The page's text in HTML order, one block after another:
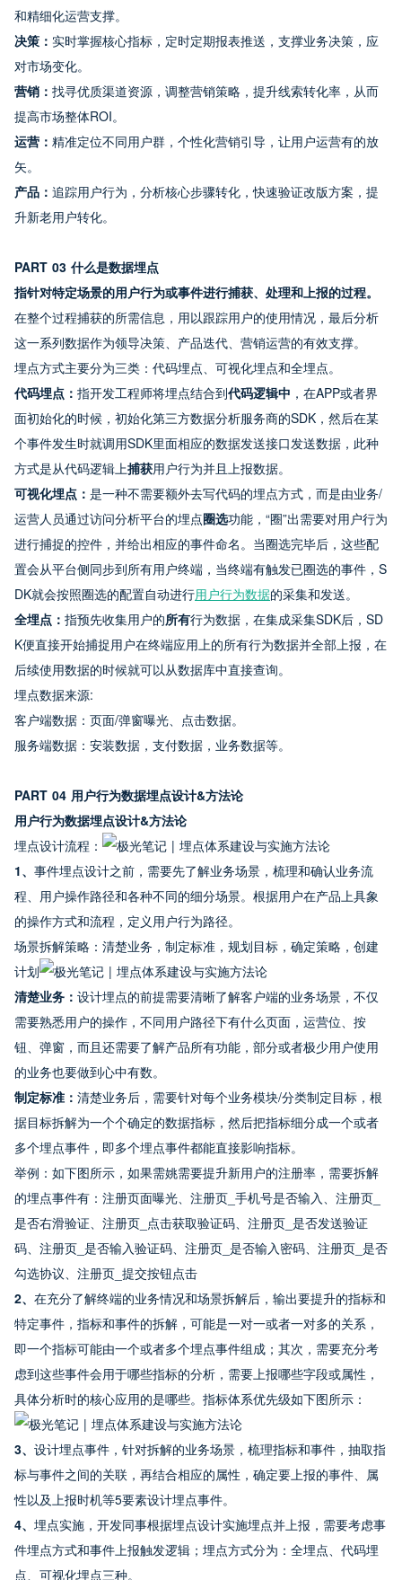
和精细化运营支撑。
决策： 实时掌握核心指标，定时定期报表推送，支撑业务决策，应
对市场变化。
营销： 找寻优质渠道资源，调整营销策略，提升线索转化率，从而
提高市场整体ROI。
运营： 精准定位不同用户群，个性化营销引导，让用户运营有的放
矢。
产品： 追踪用户行为，分析核心步骤转化，快速验证改版方案，提
升新老用户转化。
PART 03 什么是数据埋点
指针对特定场景的用户行为或事件进行捕获、处理和上报的过程。
在整个过程捕获的所需信息，用以跟踪用户的使用情况，最后分析
这一系列数据作为领导决策、产品迭代、营销运营的有效支撑。
埋点方式主要分为三类：代码埋点、可视化埋点和全埋点。
代码埋点： 指开发工程师将埋点结合到代码逻辑中 ，在APP或者界
面初始化的时候，初始化第三方数据分析服务商的SDK，然后在某
个事件发生时就调用SDK里面相应的数据发送接口发送数据，此种
方式是从代码逻辑上捕获用户行为并且上报数据。
可视化埋点： 是一种不需要额外去写代码的埋点方式，而是由业务/
运营人员通过访问分析平台的埋点圈选功能，“圈”出需要对用户行为
进行捕捉的控件，并给出相应的事件命名。当圈选完毕后，这些配
置会从平台侧同步到所有用户终端，当终端有触发已圈选的事件，S
DK就会按照圈选的配置自动进行用户行为数据的采集和发送。
全埋点： 指预先收集用户的所有行为数据，在集成采集SDK后，SD
K便直接开始捕捉用户在终端应用上的所有行为数据并全部上报，在
后续使用数据的时候就可以从数据库中直接查询。
埋点数据来源:
客户端数据：页面/弹窗曝光、点击数据。
服务端数据：安装数据，支付数据，业务数据等。
PART 04 用户行为数据埋点设计&方法论
用户行为数据埋点设计&方法论
埋点设计流程：
1、 事件埋点设计之前，需要先了解业务场景，梳理和确认业务流
程、用户操作路径和各种不同的细分场景。根据用户在产品上具象
的操作方式和流程，定义用户行为路径。
场景拆解策略：清楚业务，制定标准，规划目标，确定策略，创建
计划
清楚业务： 设计埋点的前提需要清晰了解客户端的业务场景，不仅
需要熟悉用户的操作，不同用户路径下有什么页面，运营位、按
钮、弹窗，而且还需要了解产品所有功能，部分或者极少用户使用
的业务也要做到心中有数。
制定标准： 清楚业务后，需要针对每个业务模块/分类制定目标，根
据目标拆解为一个个确定的数据指标，然后把指标细分成一个或者
多个埋点事件，即多个埋点事件都能直接影响指标。
举例：如下图所示，如果需姚需要提升新用户的注册率，需要拆解
的埋点事件有：注册页面曝光、注册页_手机号是否输入、注册页_
是否右滑验证、注册页_点击获取验证码、注册页_是否发送验证
码、注册页_是否输入验证码、注册页_是否输入密码、注册页_是否
勾选协议、注册页_提交按钮点击
2、 在充分了解终端的业务情况和场景拆解后，输出要提升的指标和
特定事件，指标和事件的拆解，可能是一对一或者一对多的关系，
即一个指标可能由一个或者多个埋点事件组成；其次，需要充分考
虑到这些事件会用于哪些指标的分析，需要上报哪些字段或属性，
具体分析时的核心应用的是哪些。指标体系优先级如下图所示：
3、 设计埋点事件，针对拆解的业务场景，梳理指标和事件，抽取指
标与事件之间的关联，再结合相应的属性，确定要上报的事件、属
性以及上报时机等5要素设计埋点事件。
4、 埋点实施，开发同事根据埋点设计实施埋点并上报，需要考虑事
件埋点方式和事件上报触发逻辑；埋点方式分为：全埋点、代码埋
点、可视化埋点三种。